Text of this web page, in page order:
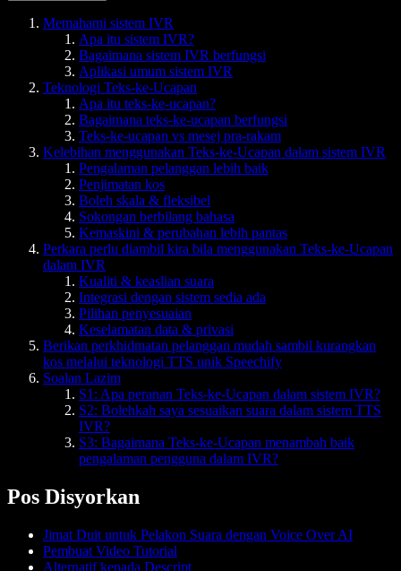
Memahami sistem IVR
Apa itu sistem IVR?
Bagaimana sistem IVR berfungsi
Aplikasi umum sistem IVR
Teknologi Teks-ke-Ucapan
Apa itu teks-ke-ucapan?
Bagaimana teks-ke-ucapan berfungsi
Teks-ke-ucapan vs mesej pra-rakam
Kelebihan menggunakan Teks-ke-Ucapan dalam sistem IVR
Pengalaman pelanggan lebih baik
Penjimatan kos
Boleh skala & fleksibel
Sokongan berbilang bahasa
Kemaskini & perubahan lebih pantas
Perkara perlu diambil kira bila menggunakan Teks-ke-Ucapan
dalam IVR
Kualiti & keaslian suara
Integrasi dengan sistem sedia ada
Pilihan penyesuaian
Keselamatan data & privasi
Berikan perkhidmatan pelanggan mudah sambil kurangkan
kos melalui teknologi TTS unik Speechify
Soalan Lazim
S1: Apa peranan Teks-ke-Ucapan dalam sistem IVR?
S2: Bolehkah saya sesuaikan suara dalam sistem TTS
IVR?
S3: Bagaimana Teks-ke-Ucapan menambah baik
pengalaman pengguna dalam IVR?
Pos Disyorkan
Jimat Duit untuk Pelakon Suara dengan Voice Over AI
Pembuat Video Tutorial
Alternatif kepada Descript